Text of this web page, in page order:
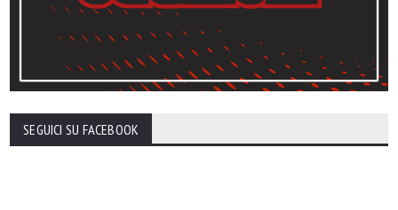
SEGUICI SU FACEBOOK